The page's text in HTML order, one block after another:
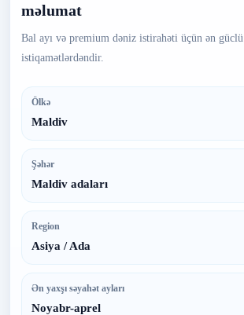
məlumat
Bal ayı və premium dəniz istirahəti üçün ən güclü
istiqamətlərdəndir.
Ölkə
Maldiv
Şəhər
Maldiv adaları
Region
Asiya / Ada
Ən yaxşı səyahət ayları
Noyabr-aprel